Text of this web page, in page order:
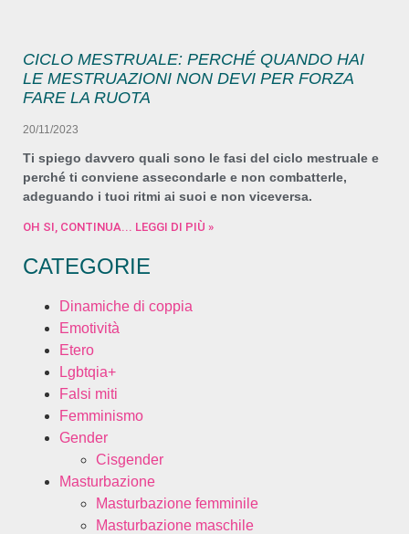
CICLO MESTRUALE: PERCHÉ QUANDO HAI
LE MESTRUAZIONI NON DEVI PER FORZA
FARE LA RUOTA
20/11/2023
Ti spiego davvero quali sono le fasi del ciclo mestruale e
perché ti conviene assecondarle e non combatterle,
adeguando i tuoi ritmi ai suoi e non viceversa.
OH SI, CONTINUA... LEGGI DI PIÙ »
CATEGORIE
Dinamiche di coppia
Emotività
Etero
Lgbtqia+
Falsi miti
Femminismo
Gender
Cisgender
Masturbazione
Masturbazione femminile
Masturbazione maschile